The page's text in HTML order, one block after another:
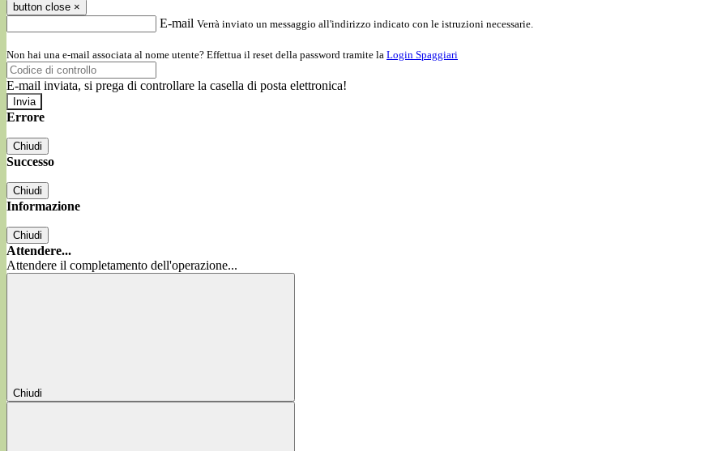
button close ×
E-mail Verrà inviato un messaggio all'indirizzo indicato con le istruzioni necessarie.
Non hai una e-mail associata al nome utente? Effettua il reset della password tramite la Login Spaggiari
E-mail inviata, si prega di controllare la casella di posta elettronica!
Errore
Chiudi
Successo
Chiudi
Informazione
Chiudi
Attendere...
Attendere il completamento dell'operazione...
Chiudi